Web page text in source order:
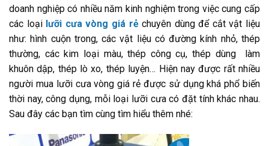
doanh nghiệp có nhiều năm kinh nghiệm trong việc cung cấp
các loại lưỡi cưa vòng giá rẻchuyên dùng để cắt vật liệu
như: hình cuộn trong, các vật liệu có đường kính nhỏ, thép
thường, các kim loại màu, thép công cụ, thép dùng làm
khuôn dập, thép lò xo, thép luyện… Hiện nay được rất nhiều
người mua lưỡi cưa vòng giá rẻ được sử dụng khá phổ biến
thời nay, công dụng, mỗi loại lưỡi cưa có đặt tính khác nhau.
Sau đây các bạn tìm cùng tìm hiểu thêm nhé: